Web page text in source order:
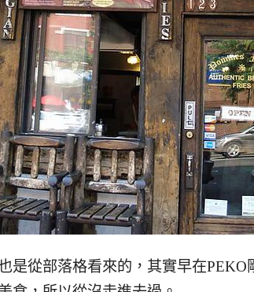
是從部落格看來的，其實早在